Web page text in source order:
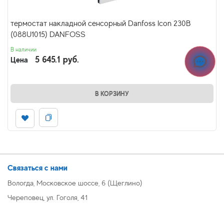
термостат накладной сенсорный Danfoss Icon 230В
(088U1015) DANFOSS
В наличии
Цена 5 645.1 руб.
В КОРЗИНУ
Связаться с нами
Вологда, Московское шоссе, 6 (Щеглино)
Череповец, ул. Гоголя, 41